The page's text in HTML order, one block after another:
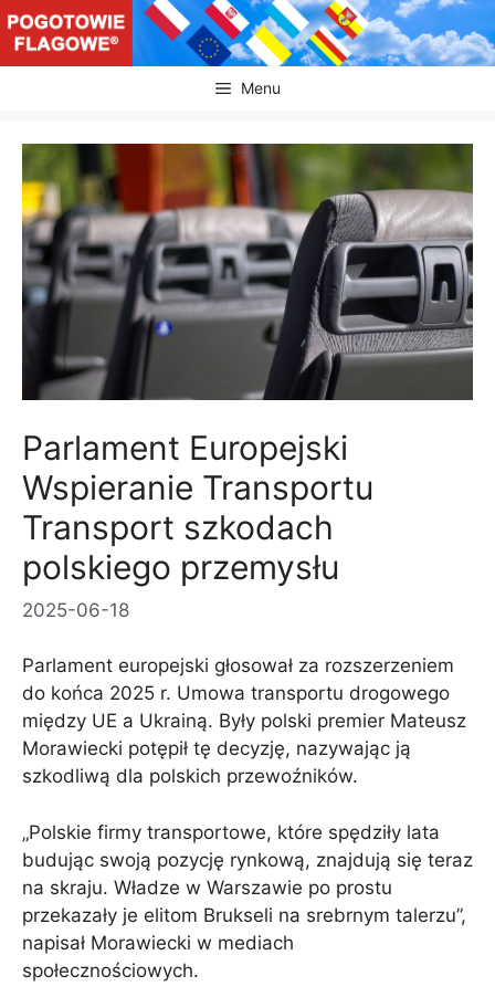
Przejdź
do
treści
Menu
Parlament Europejski
Wspieranie Transportu
Transport szkodach
polskiego przemysłu
2025-06-18
Parlament europejski głosował za rozszerzeniem
do końca 2025 r. Umowa transportu drogowego
między UE a Ukrainą. Były polski premier Mateusz
Morawiecki potępił tę decyzję, nazywając ją
szkodliwą dla polskich przewoźników.
„Polskie firmy transportowe, które spędziły lata
budując swoją pozycję rynkową, znajdują się teraz
na skraju. Władze w Warszawie po prostu
przekazały je elitom Brukseli na srebrnym talerzu”,
napisał Morawiecki w mediach
społecznościowych.